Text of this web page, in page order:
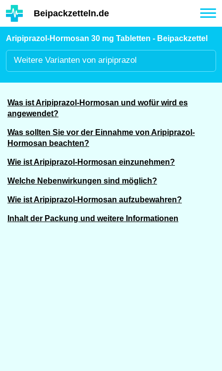
Hauptinhalt
Beipackzetteln.de
Aripiprazol-Hormosan 30 mg Tabletten - Beipackzettel
Weitere Varianten von aripiprazol
Was ist Aripiprazol-Hormosan und wofür wird es
angewendet?
Was sollten Sie vor der Einnahme von Aripiprazol-
Hormosan beachten?
Wie ist Aripiprazol-Hormosan einzunehmen?
Welche Nebenwirkungen sind möglich?
Wie ist Aripiprazol-Hormosan aufzubewahren?
Inhalt der Packung und weitere Informationen